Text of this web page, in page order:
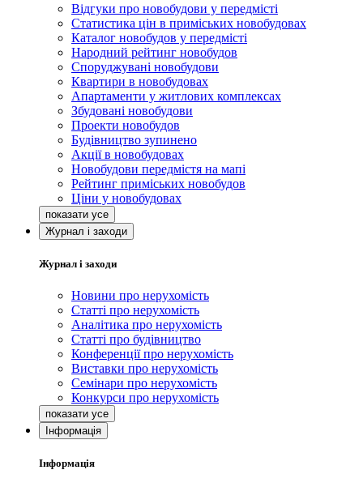
Відгуки про новобудови у передмісті
Статистика цін в приміських новобудовах
Каталог новобудов у передмісті
Народний рейтинг новобудов
Споруджувані новобудови
Квартири в новобудовах
Апартаменти у житлових комплексах
Збудовані новобудови
Проекти новобудов
Будівництво зупинено
Акції в новобудовах
Новобудови передмістя на мапі
Рейтинг приміських новобудов
Ціни у новобудовах
Журнал і заходи
Журнал і заходи
Новини про нерухомість
Статті про нерухомість
Аналітика про нерухомість
Статті про будівництво
Конференції про нерухомість
Виставки про нерухомість
Семінари про нерухомість
Конкурси про нерухомість
Інформація
Інформація